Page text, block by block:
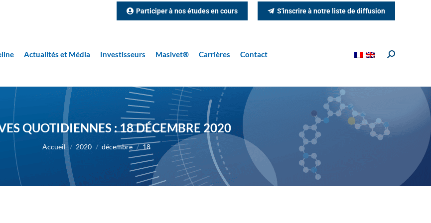
Participer à nos études en cours S'inscrire à notre liste de diffusion
Actualités et Média Investisseurs Masivet® Carrières Contact
Recherche
QUOTIDIENNES :18 DÉCEMBRE 2020
Vous êtes ici :
Accueil 2020 décembre 18